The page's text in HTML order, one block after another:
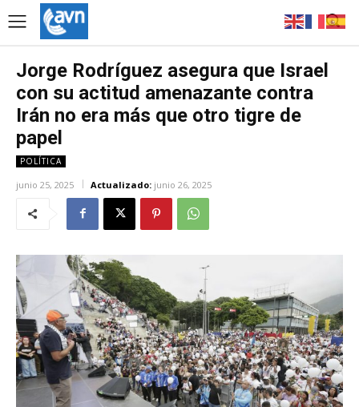
Jorge Rodríguez asegura que Israel
con su actitud amenazante contra
Irán no era más que otro tigre de
papel
POLÍTICA
junio 25, 2025 Actualizado: junio 26, 2025